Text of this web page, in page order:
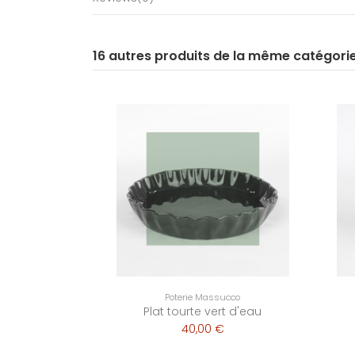
16 autres produits de la même
Poterie Massucco
Plat tourte vert d'eau
40,00 €